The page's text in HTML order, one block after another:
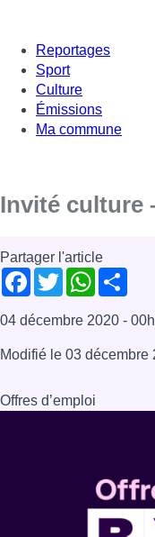
Reportages
Sport
Culture
Émissions
Ma commune
Invité culture
Partager l'article
Facebook
TwitterWhatsApp
04 décembre 2020 -
Modifié le 03 décembre
Offres d’emploi